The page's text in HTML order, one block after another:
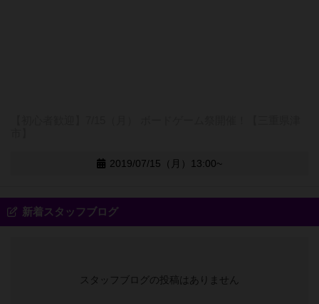
2019/07/15（月）13:00~
新着スタッフブログ
スタッフブログの投稿はありません